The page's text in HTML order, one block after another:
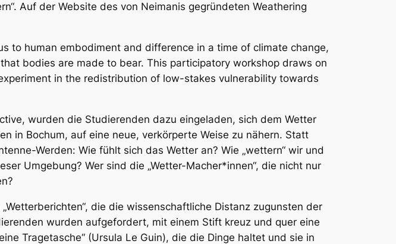
Auf der Website des von Neimanis gegründeten Weathering
to human embodiment and difference in a time of climate change,
bodies are made to bear. This participatory workshop draws on
in the redistribution of low-stakes vulnerability towards
, wurden die Studierenden dazu eingeladen, sich dem Wetter
in Bochum, auf eine neue, verkörperte Weise zu nähern. Statt
Werden: Wie fühlt sich das Wetter an? Wie „wettern“ wir und
Umgebung? Wer sind die „Wetter-Macher*innen“, die nicht nur
die die wissenschaftliche Distanz zugunsten der
wurden aufgefordert, mit einem Stift kreuz und quer eine
Tragetasche“ (Ursula Le Guin), die die Dinge haltet und sie in